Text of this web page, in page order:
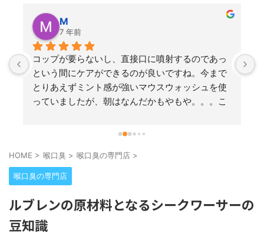
M
7 年前
コップが要らないし、直接口に噴射するのであっ
という間にケアができるのが良いですね。今まで
とりあえずミント感が強いマウスウォッシュを使
っていましたが、朝はなんだかもやもや。。。こ
か、スーっとするのに刺激があまりなくて、すご
HOME > 喉口臭 > 喉口臭の専門店 >
喉口臭の専門店
ルブレンの原材料となるシークワーサーの
豆知識